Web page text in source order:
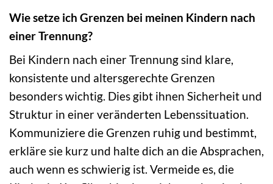
Wie setze ich Grenzen bei meinen Kindern nach
einer Trennung?
Bei Kindern nach einer Trennung sind klare,
konsistente und altersgerechte Grenzen
besonders wichtig. Dies gibt ihnen Sicherheit und
Struktur in einer veränderten Lebenssituation.
Kommuniziere die Grenzen ruhig und bestimmt,
erkläre sie kurz und halte dich an die Absprachen,
auch wenn es schwierig ist. Vermeide es, die